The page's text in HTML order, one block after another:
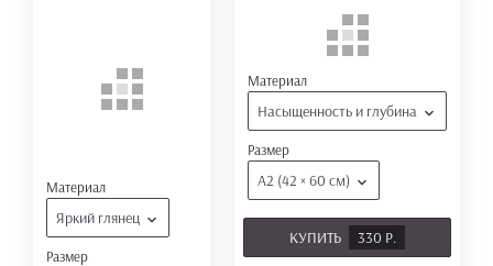
Материал
Яркий глянец
Размер
Материал
Насыщенность и глубина
Размер
А2 (42 × 60 см)
КУПИТЬ 330 Р.